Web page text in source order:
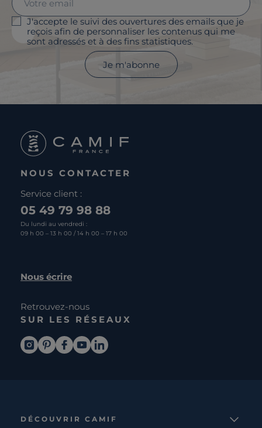
J'accepte le suivi des ouvertures des emails que je
reçois afin de personnaliser les contenus qui me
sont adressés et à des fins statistiques.
Je m'abonne
NOUS CONTACTER
Service client :
05 49 79 98 88
Du lundi au vendredi :
09 h 00 – 13 h 00 / 14 h 00 – 17 h 00
Nous écrire
Retrouvez-nous
SUR LES RÉSEAUX
DÉCOUVRIR CAMIF